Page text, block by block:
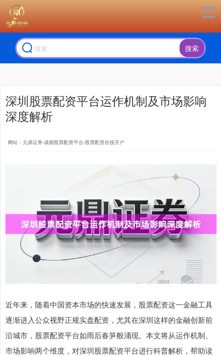
搜索
深圳股票配资平台运作机制及市场影响
深度解析
网站：元鼎证券-成都股票配资平台-股票配资在线开户
近年来，随着中国资本市场的快速发展，股票配资这一金融工具
逐渐进入公众视野正规实盘配资，尤其在深圳这样的金融创新前
沿城市，股票配资平台如雨后春笋般涌现。本文将从运作机制、
市场影响两个维度，对深圳股票配资平台进行科普解析，帮助读